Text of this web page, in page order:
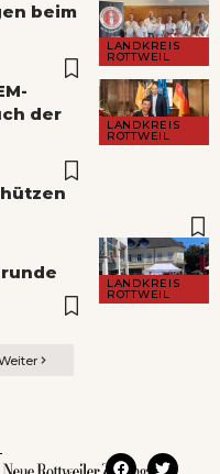
LANDKREIS
ROTTWEIL
beim
LANDKREIS
ROTTWEIL
der
LANDKREIS
ROTTWEIL